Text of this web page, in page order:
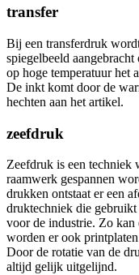
transfer
Bij een transferdruk
spiegelbeeld
op hoge temperatuur het
De inkt komt door de
hechten aan het artikel.
zeefdruk
Zeefdruk is een techniek
raamwerk gespannen
drukken ontstaat er een
druktechniek die
voor de industrie. Zo kan
worden er ook
Door de rotatie van de
altijd gelijk uitgelijnd.